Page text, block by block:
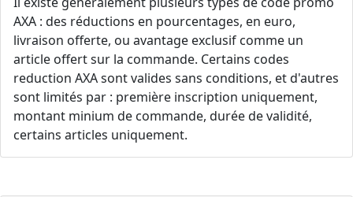
AXA : des réductions en pourcentages, en euro,
livraison offerte, ou avantage exclusif comme un
article offert sur la commande. Certains codes
reduction AXA sont valides sans conditions, et d'autres
sont limités par : première inscription uniquement,
montant minium de commande, durée de validité,
certains articles uniquement.